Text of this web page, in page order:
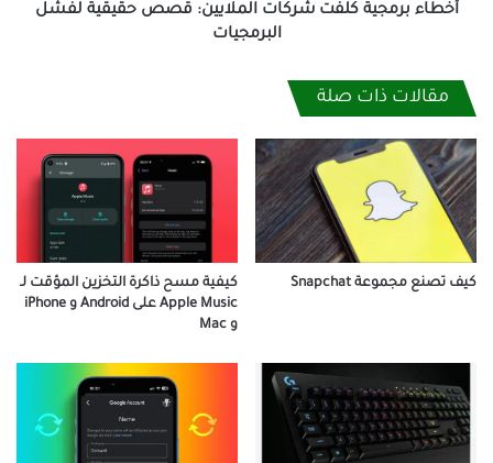
أخطاء برمجية كلفت شركات الملايين: قصص حقيقية لفشل
البرمجيات
مقالات ذات صلة
كيف تصنع مجموعة Snapchat
كيفية مسح ذاكرة التخزين المؤقت لـ
Apple Music على Android و iPhone
و Mac